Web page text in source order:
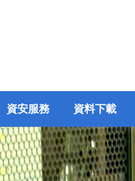
資安服務 資料下載